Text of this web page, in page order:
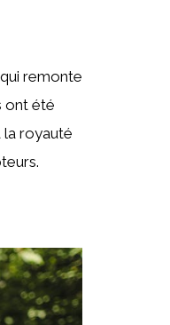
remonte
ont été
la royauté